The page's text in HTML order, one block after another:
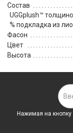
Состав
UGGplush™
% подкладка из
Фасон
Цвет
Высота
Нажимая на